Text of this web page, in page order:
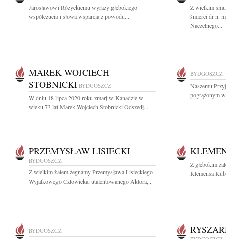
Jarosławowi Różyckiemu wyrazy głębokiego
współczucia i słowa wsparcia z powodu...
Z wielkim
śmierci dr n.
Naczelnego...
MAREK WOJCIECH
STOBNICKI BYDGOSZCZ
W dniu 18 lipca 2020 roku zmarł w Kanadzie w
wieku 73 lat Marek Wojciech Stobnicki Odszedł...
BYDGOSZCZ
Naszemu
pogrążonym
PRZEMYSŁAW LISIECKI
BYDGOSZCZ
Z wielkim żalem żegnamy Przemysława Lisieckiego
Wyjątkowego Człowieka, utalentowanego Aktora,...
Z głębokim
Klemensa
BYDGOSZCZ